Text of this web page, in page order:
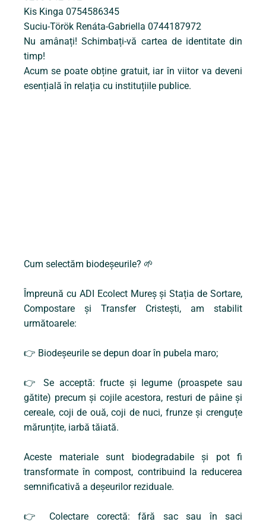
Kis Kinga 0754586345
Suciu-Török Renáta-Gabriella 0744187972
Nu amânați! Schimbați-vă cartea de identitate din
timp!
Acum se poate obține gratuit, iar în viitor va deveni
esențială în relația cu instituțiile publice.
Cum selectăm biodeșeurile? 🌱
Împreună cu ADI Ecolect Mureș și Stația de Sortare,
Compostare și Transfer Cristești, am stabilit
următoarele:
👉 Biodeșeurile se depun doar în pubela maro;
👉
Se acceptă: fructe și legume (proaspete sau
gătite) precum și cojile acestora, resturi de pâine și
cereale, coji de ouă, coji de nuci, frunze și crenguțe
mărunțite, iarbă tăiată.
Aceste materiale sunt biodegradabile și pot fi
transformate în compost, contribuind la reducerea
semnificativă a deșeurilor reziduale.
👉
Colectare corectă: fără sac sau în saci